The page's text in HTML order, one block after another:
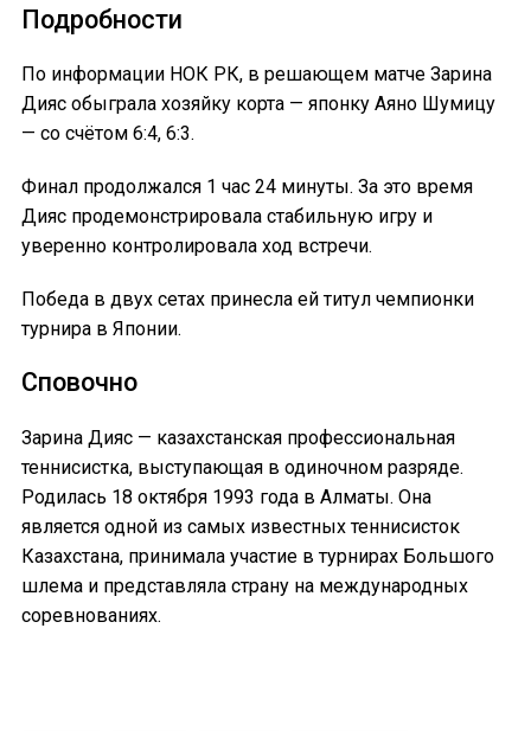
Подробности
По информации НОК РК, в решающем матче Зарина
Дияс обыграла хозяйку корта — японку Аяно Шумицу
— со счётом 6:4, 6:3.
Финал продолжался 1 час 24 минуты. За это время
Дияс продемонстрировала стабильную игру и
уверенно контролировала ход встречи.
Победа в двух сетах принесла ей титул чемпионки
турнира в Японии.
Сповочно
Зарина Дияс — казахстанская профессиональная
теннисистка, выступающая в одиночном разряде.
Родилась 18 октября 1993 года в Алматы. Она
является одной из самых известных теннисисток
Казахстана, принимала участие в турнирах Большого
шлема и представляла страну на международных
соревнованиях.